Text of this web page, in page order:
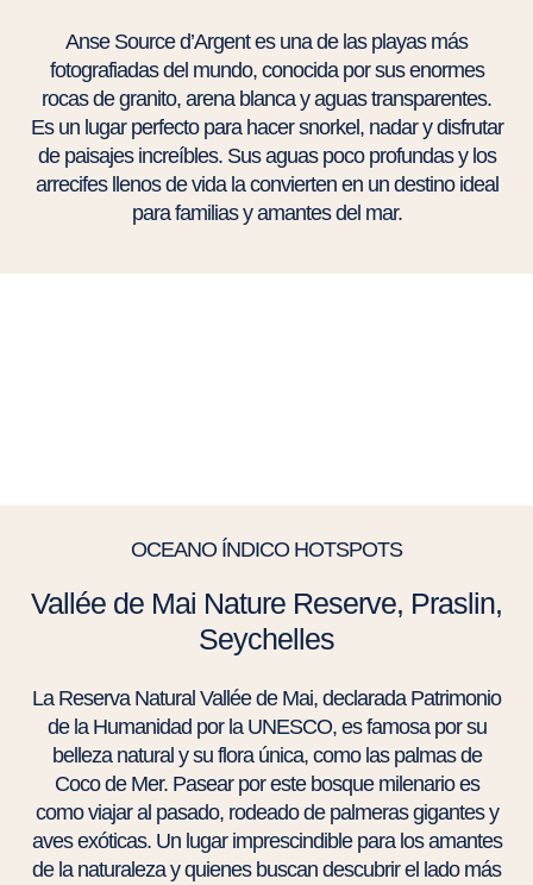
Anse Source d’Argent es una de las playas más
fotografiadas del mundo, conocida por sus enormes
rocas de granito, arena blanca y aguas transparentes.
Es un lugar perfecto para hacer snorkel, nadar y disfrutar
de paisajes increíbles. Sus aguas poco profundas y los
arrecifes llenos de vida la convierten en un destino ideal
para familias y amantes del mar.
OCEANO ÍNDICO HOTSPOTS
Vallée de Mai Nature Reserve, Praslin,
Seychelles
La Reserva Natural Vallée de Mai, declarada Patrimonio
de la Humanidad por la UNESCO, es famosa por su
belleza natural y su flora única, como las palmas de
Coco de Mer. Pasear por este bosque milenario es
como viajar al pasado, rodeado de palmeras gigantes y
aves exóticas. Un lugar imprescindible para los amantes
de la naturaleza y quienes buscan descubrir el lado más